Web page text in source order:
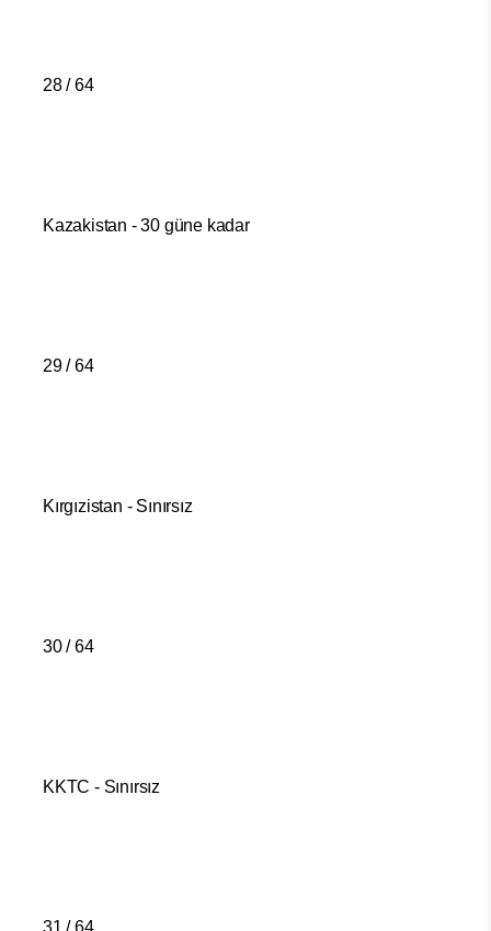
28 / 64
Kazakistan - 30 güne kadar
29 / 64
Kırgızistan - Sınırsız
30 / 64
KKTC - Sınırsız
31 / 64